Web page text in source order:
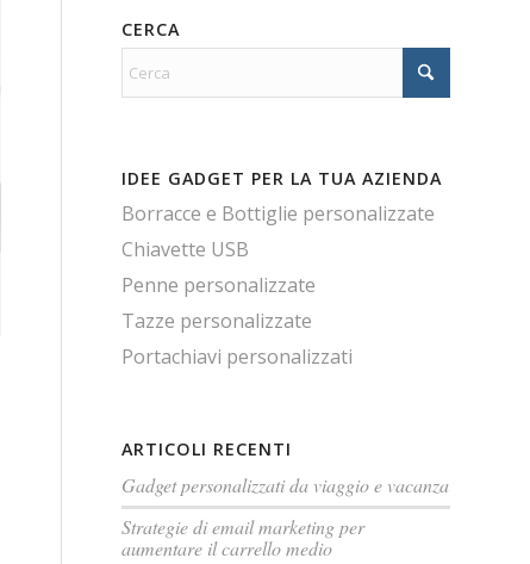
CERCA
IDEE GADGET PER LA TUA AZIENDA
Borracce e Bottiglie personalizzate
Chiavette USB
Penne personalizzate
Tazze personalizzate
Portachiavi personalizzati
ARTICOLI RECENTI
Gadget personalizzati da viaggio e vacanza
Strategie di email marketing per
aumentare il carrello medio